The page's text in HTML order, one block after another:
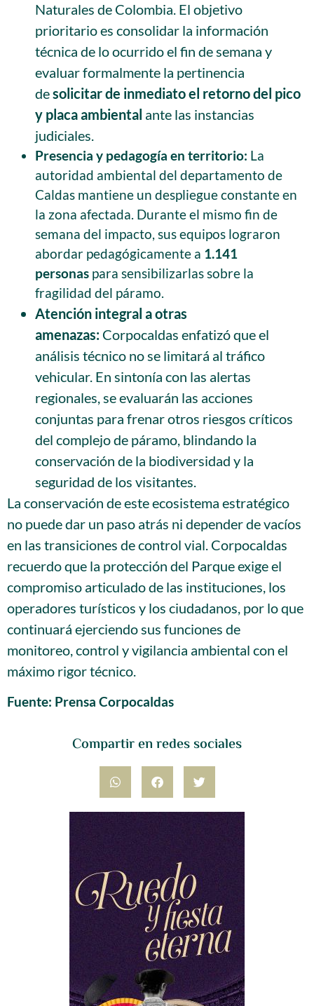
Compartir en redes sociales
Naturales de Colombia. El objetivo
prioritario es consolidar la información
técnica de lo ocurrido el fin de semana y
evaluar formalmente la pertinencia
desolicitar de inmediato el retorno del pico
y placa ambiental ante las instancias
judiciales.
Presencia y pedagogía en territorio: La
autoridad ambiental del departamento de
Caldas mantiene un despliegue constante en
la zona afectada. Durante el mismo fin de
semana del impacto, sus equipos lograron
abordar pedagógicamente a 1.141
personas para sensibilizarlas sobre la
fragilidad del páramo.
Atención integral a otras
amenazas: Corpocaldas enfatizó que el
análisis técnico no se limitará al tráfico
vehicular. En sintonía con las alertas
regionales, se evaluarán las acciones
conjuntas para frenar otros riesgos críticos
del complejo de páramo, blindando la
conservación de la biodiversidad y la
seguridad de los visitantes.
La conservación de este ecosistema estratégico
no puede dar un paso atrás ni depender de vacíos
en las transiciones de control vial. Corpocaldas
recuerdo que la protección del Parque exige el
compromiso articulado de las instituciones, los
operadores turísticos y los ciudadanos, por lo que
continuará ejerciendo sus funciones de
monitoreo, control y vigilancia ambiental con el
máximo rigor técnico.
Fuente: Prensa Corpocaldas